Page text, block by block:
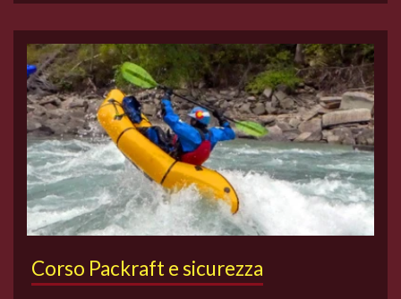
Corso Packraft e sicurezza